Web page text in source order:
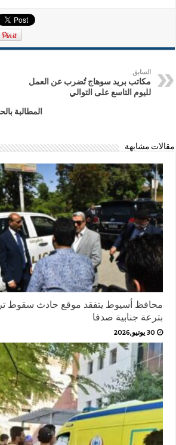
السابق
مكاتب بريد سوهاج تُضرب عن العمل
لليوم التاسع على التوالي
المطالبة
مقالات مشابهة
محافظ أسيوط يتفقد موقع حادث سقوط
بترعة جنابية صدفا
30 يونيو,2026